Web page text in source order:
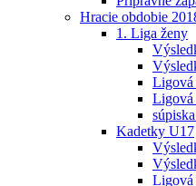
Hracie obdobie
1. Liga ženy
Ligová
Ligová
Kadetky U17
Ligová